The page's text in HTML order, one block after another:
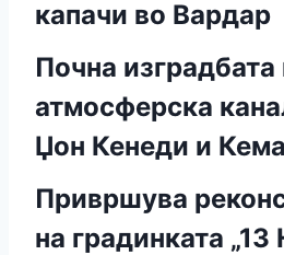
капачи во Вардар
Почна изградбата
атмосферска
Џон Кенеди и
Привршува
на градинката